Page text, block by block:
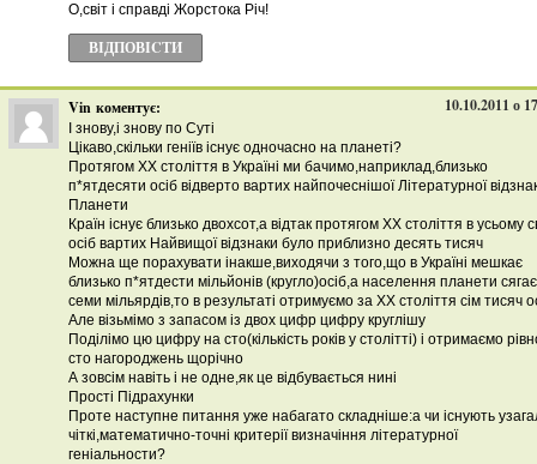
О,світ і справді Жорстока Річ!
ВІДПОВІCТИ
Vin коментує: 10.10.2011 о
І знову,і знову по Суті
Цікаво,скільки геніїв існує одночасно на планеті?
Протягом ХХ століття в Україні ми бачимо,наприклад,близько
п*ятдесяти осіб відверто вартих найпочеснішої Літературної
Планети
Країн існує близько двохсот,а відтак протягом ХХ століття в усьому
осіб вартих Найвищої відзнаки було приблизно десять тисяч
Можна ще порахувати інакше,виходячи з того,що в Україні мешкає
близько п*ятдести мільйонів (кругло)осіб,а населення планети сягає
семи мільярдів,то в результаті отримуємо за ХХ століття сім тисяч
Але візьмімо з запасом із двох цифр цифру круглішу
Поділімо цю цифру на сто(кількість років у столітті) і отримаємо
сто нагороджень щорічно
А зовсім навіть і не одне,як це відбувається нині
Прості Підрахунки
Проте наступне питання уже набагато складніше:а чи існують
чіткі,математично-точні критерії визначіння літературної
геніальности?